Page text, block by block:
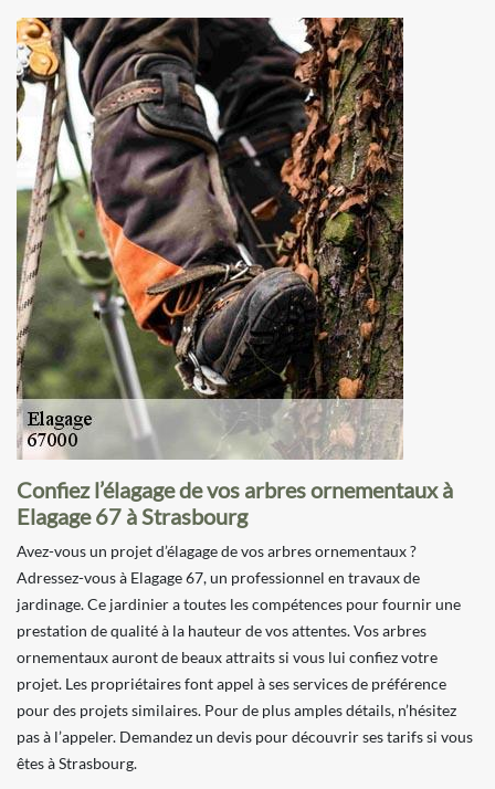
Confiez l’élagage de vos arbres ornementaux à
Elagage 67 à Strasbourg
Avez-vous un projet d’élagage de vos arbres ornementaux ?
Adressez-vous à Elagage 67, un professionnel en travaux de
jardinage. Ce jardinier a toutes les compétences pour fournir une
prestation de qualité à la hauteur de vos attentes. Vos arbres
ornementaux auront de beaux attraits si vous lui confiez votre
projet. Les propriétaires font appel à ses services de préférence
pour des projets similaires. Pour de plus amples détails, n’hésitez
pas à l’appeler. Demandez un devis pour découvrir ses tarifs si vous
êtes à Strasbourg.